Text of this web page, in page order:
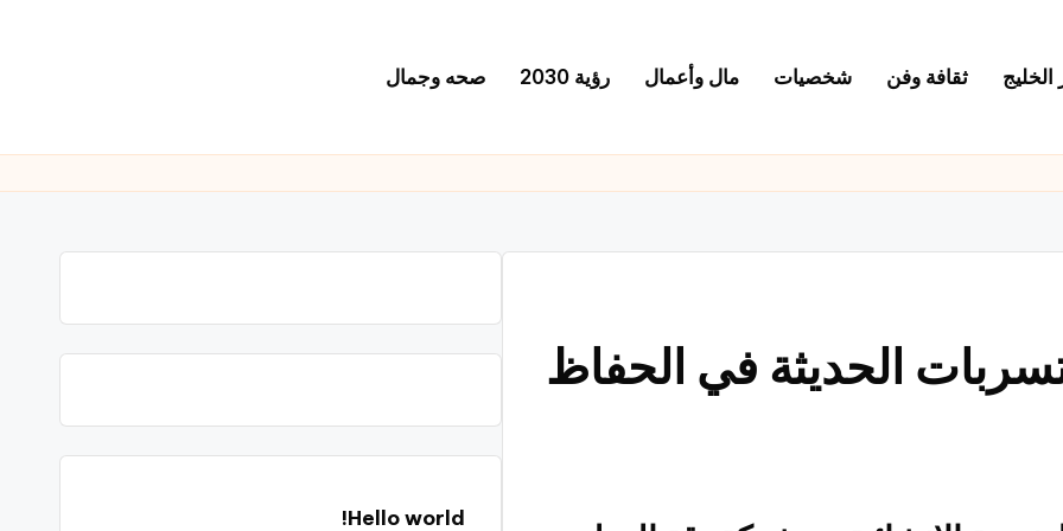
الخليج ثقافة وفن شخصيات مال وأعمال رؤية 2030 صحه وجمال
الحديثة في الحفاظ
Hello world!